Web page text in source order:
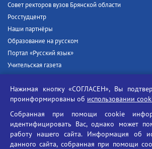
Совет ректоров вузов Брянской области
Росстудцентр
Наши партнёры
Образование на русском
Портал «Русский язык»
Учительская газета
Единый портал государственных услуг
Противодействие угрозам информационной
Социальные ролики - Генеральная прокуратура РФ
Противодействие коррупции
Нажимая кнопку «СОГЛАСЕН», Вы
проинформированы об использовании
Собранная при помощи cookie
идентифицировать Вас, однако может
работу нашего сайта. Информация об
данного сайта, собранная при помощи